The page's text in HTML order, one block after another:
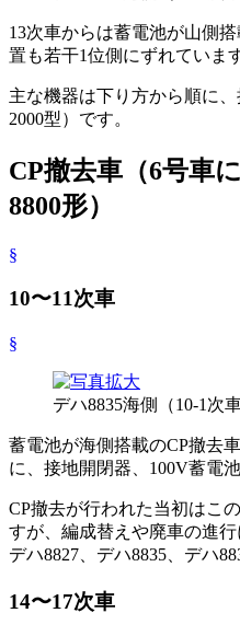
13次車からは蓄電池が山側
置も若干1位側にずれています
主な機器は下り方から順に
2000型）です。
CP撤去車（6号車
8800形）
§
10〜11次車
§
デハ8835海側（10-1次車
蓄電池が海側搭載のCP撤去
に、接地開閉器、100V蓄電池
CP撤去が行われた当初はこ
すが、編成替えや廃車の進
デハ8827、デハ8835、デハ
14〜17次車